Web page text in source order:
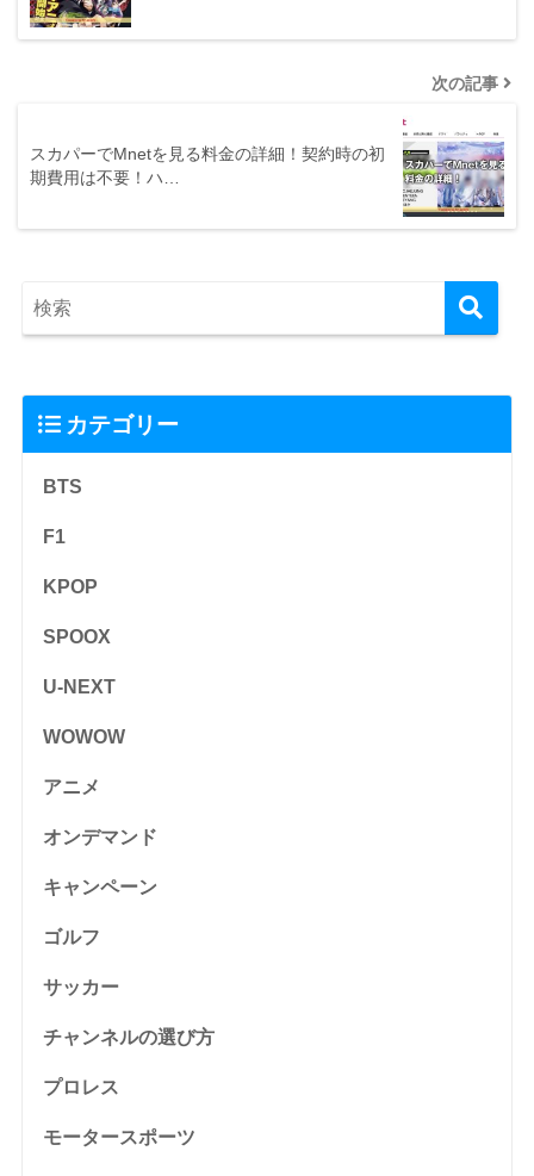
次の記事
スカパーでMnetを見る料金の詳細！契約時の初
期費用は不要！ハ…
カテゴリー
BTS
F1
KPOP
SPOOX
U-NEXT
WOWOW
アニメ
オンデマンド
キャンペーン
ゴルフ
サッカー
チャンネルの選び方
プロレス
モータースポーツ